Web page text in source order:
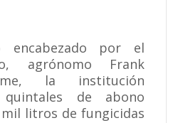
encabezado por el
agrónomo Frank
la institución
de abono
litros de fungicidas